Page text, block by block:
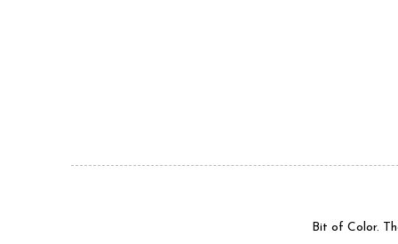
Bit of Color.